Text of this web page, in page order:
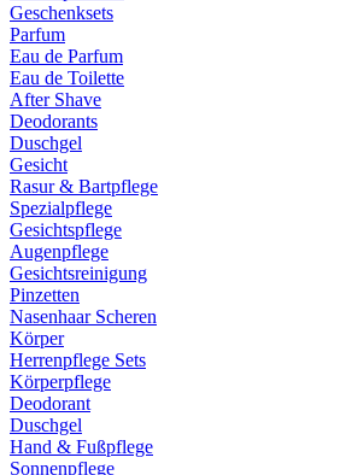
Geschenksets
Parfum
Eau de Parfum
Eau de Toilette
After Shave
Deodorants
Duschgel
Gesicht
Rasur & Bartpflege
Spezialpflege
Gesichtspflege
Augenpflege
Gesichtsreinigung
Pinzetten
Nasenhaar Scheren
Körper
Herrenpflege Sets
Körperpflege
Deodorant
Duschgel
Hand & Fußpflege
Sonnenpflege